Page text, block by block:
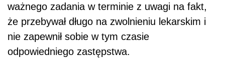
ważnego zadania w terminie z uwagi na fakt,
że przebywał długo na zwolnieniu lekarskim i
nie zapewnił sobie w tym czasie
odpowiedniego zastępstwa.